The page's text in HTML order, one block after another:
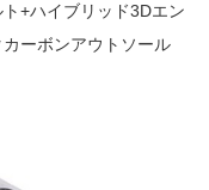
+ハイブリッド3Dエン
ーボンアウトソール